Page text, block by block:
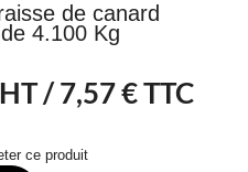
de canard
4.100 Kg
/7,57 € TTC
ce produit